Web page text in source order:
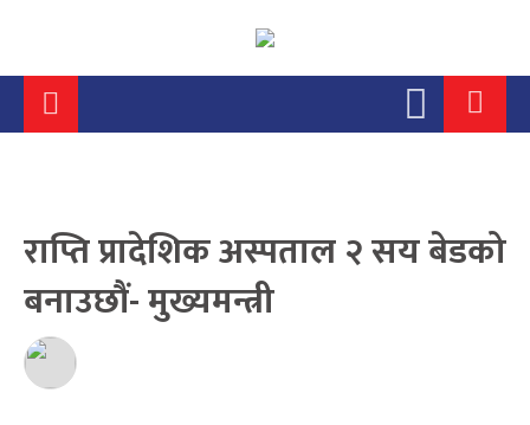
राप्ति प्रादेशिक अस्पताल २ सय बेडको
बनाउछौं- मुख्यमन्त्री